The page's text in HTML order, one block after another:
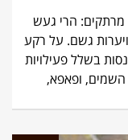
מרתקים: הרי געש
ויערות גשם. על רקע
בשלל פעילויות
השמים, ופאפא,